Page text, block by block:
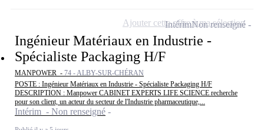
Ingénieur Matériaux en Industrie -
Spécialiste Packaging H/F
MANPOWER - 74 - ALBY-SUR-CHÉRAN
POSTE : Ingénieur Matériaux en Industrie - Spécialiste Packaging H/F
DESCRIPTION : Manpower CABINET EXPERTS LIFE SCIENCE recherche
pour son client, un acteur du secteur de l'Industrie pharmaceutique,...
Intérim - Non renseigné
IntérimNon renseigné
Ajouter cette offre à ma sélection